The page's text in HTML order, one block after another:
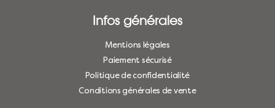
Infos générales
Mentions légales
Paiement sécurisé
Politique de confidentialité
Conditions générales de vente